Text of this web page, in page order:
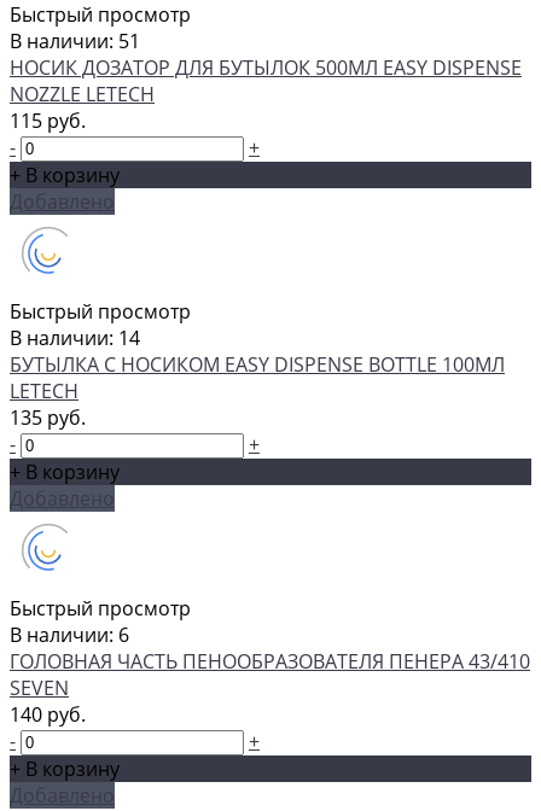
Быстрый просмотр
В наличии: 51
НОСИК ДОЗАТОР ДЛЯ БУТЫЛОК 500МЛ EASY DISPENSE
NOZZLE LETECH
115 руб.
-
+
+ В корзину
Добавлено
Быстрый просмотр
В наличии: 14
БУТЫЛКА С НОСИКОМ EASY DISPENSE BOTTLE 100МЛ
LETECH
135 руб.
-
+
+ В корзину
Добавлено
Быстрый просмотр
В наличии: 6
ГОЛОВНАЯ ЧАСТЬ ПЕНООБРАЗОВАТЕЛЯ ПЕНЕРА 43/410
SEVEN
140 руб.
-
+
+ В корзину
Добавлено